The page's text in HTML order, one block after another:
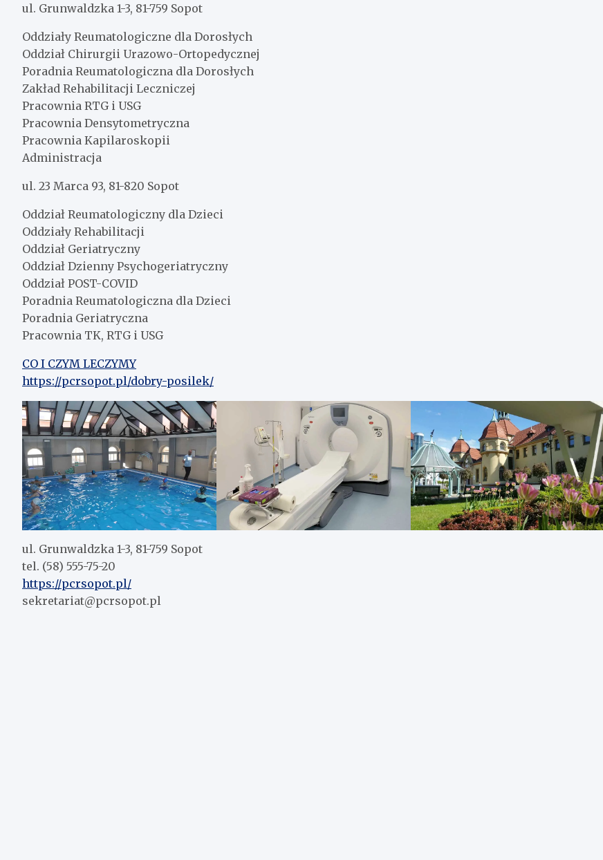
ul. Grunwaldzka 1-3, 81-759 Sopot
Oddziały Reumatologiczne dla Dorosłych
Oddział Chirurgii Urazowo-Ortopedycznej
Poradnia Reumatologiczna dla Dorosłych
Zakład Rehabilitacji Leczniczej
Pracownia RTG i USG
Pracownia Densytometryczna
Pracownia Kapilaroskopii
Administracja
ul. 23 Marca 93, 81-820 Sopot
Oddział Reumatologiczny dla Dzieci
Oddziały Rehabilitacji
Oddział Geriatryczny
Oddział Dzienny Psychogeriatryczny
Oddział POST-COVID
Poradnia Reumatologiczna dla Dzieci
Poradnia Geriatryczna
Pracownia TK, RTG i USG
CO I CZYM LECZYMY
https://pcrsopot.pl/dobry-posilek/
ul. Grunwaldzka 1-3, 81-759 Sopot
tel. (58) 555-75-20
https://pcrsopot.pl/
sekretariat@pcrsopot.pl